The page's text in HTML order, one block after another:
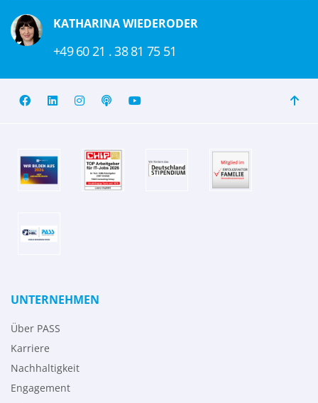
KATHARINA WIEDERODER
+49 60 21 . 38 81 75 51
UNTERNEHMEN
Über PASS
Karriere
Nachhaltigkeit
Engagement